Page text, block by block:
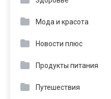
Мода и красота
Новости плюс
Продукты питания
Путешествия